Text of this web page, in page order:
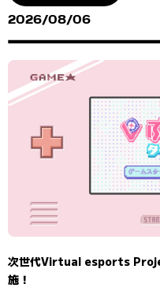
2026/08/06
次世代Virtual esports
施！